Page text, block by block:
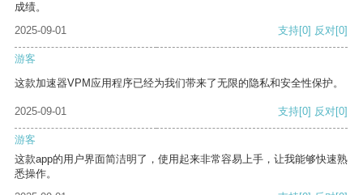
成绩。
2025-09-01
支持[0] 反对[0]
游客
这款加速器VPM应用程序已经为我们带来了无限的隐私和安全性保护。
2025-09-01 支持[0] 反对[0]
游客
这款app的用户界面简洁明了，使用起来非常容易上手，让我能够快速熟
悉操作。